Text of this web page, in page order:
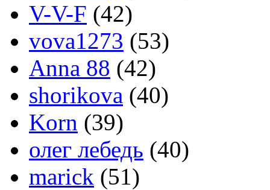
V-V-F (42)
vova1273 (53)
Anna 88 (42)
shorikova (40)
Korn (39)
олег лебедь (40)
marick (51)